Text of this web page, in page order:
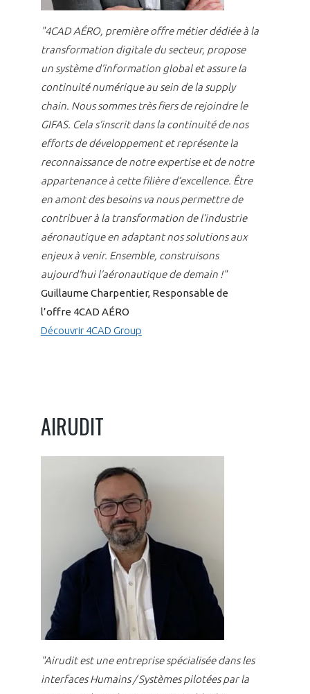
"4CAD AÉRO, première offre métier dédiée à la
transformation digitale du secteur, propose
un système d’information global et assure la
continuité numérique au sein de la supply
chain. Nous sommes très fiers de rejoindre le
GIFAS. Cela s’inscrit dans la continuité de nos
efforts de développement et représente la
reconnaissance de notre expertise et de notre
appartenance à cette filière d’excellence. Être
en amont des besoins va nous permettre de
contribuer à la transformation de l’industrie
aéronautique en adaptant nos solutions aux
enjeux à venir. Ensemble, construisons
aujourd’hui l’aéronautique de demain !"
Guillaume Charpentier, Responsable de
l’offre 4CAD AÉRO
Découvrir 4CAD Group
AIRUDIT
"Airudit est une entreprise spécialisée dans les
interfaces Humains / Systèmes pilotées par la